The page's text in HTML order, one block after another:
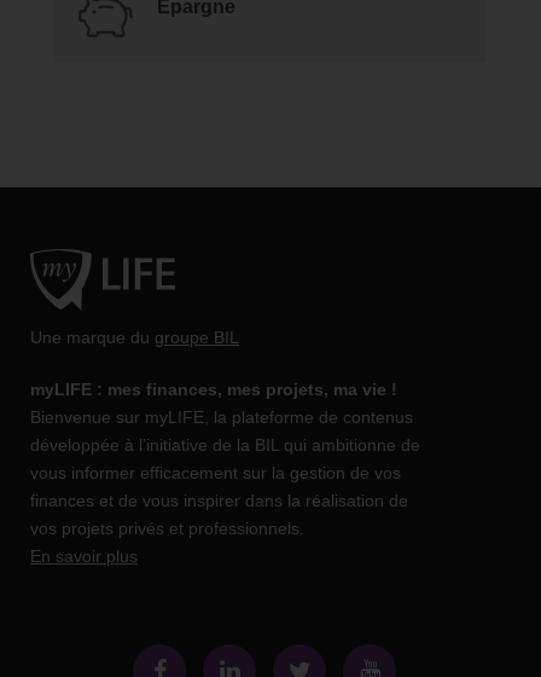
Epargne
Une marque du groupe BIL
myLIFE : mes finances, mes projets, ma vie !
Bienvenue sur myLIFE, la plateforme de contenus
développée à l’initiative de la BIL qui ambitionne de
vous informer efficacement sur la gestion de vos
finances et de vous inspirer dans la réalisation de
vos projets privés et professionnels.
En savoir plus